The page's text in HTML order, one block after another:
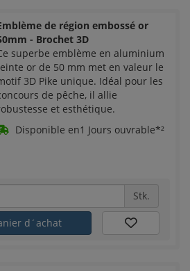
de région embossé or
- Brochet 3D
superbe emblème en aluminium
or de 50 mm met en valeur le
3D Pike unique. Idéal pour les
de pêche, il allie
et esthétique.
Disponible en1 Jours ouvrable*²
Stk.
d´achat